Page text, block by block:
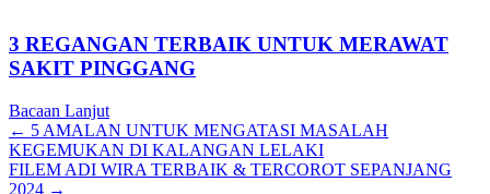
3 REGANGAN TERBAIK UNTUK MERAWAT
SAKIT PINGGANG
Bacaan Lanjut
Posts
navigation
← 5 AMALAN UNTUK MENGATASI MASALAH
KEGEMUKAN DI KALANGAN LELAKI
FILEM ADI WIRA TERBAIK & TERCOROT SEPANJANG
2024 →